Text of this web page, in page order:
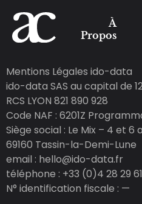
À
Propos
Mentions Légales ido-data
ido-data SAS au capital de
RCS LYON 821 890 928
Code NAF : 6201Z
Siège social : Le Mix – 4 et
69160 Tassin-la-Demi-Lune
email : hello@ido-data.fr
téléphone : +33 (0)4 28 29
N° identification fiscale : —